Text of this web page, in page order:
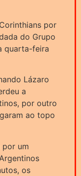
por
do Grupo
quarta-feira
Lázaro
a
por outro
ao topo
por um
os